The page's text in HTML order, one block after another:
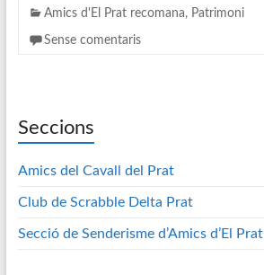
Amics d'El Prat recomana, Patrimoni
Sense comentaris
Seccions
Amics del Cavall del Prat
Club de Scrabble Delta Prat
Secció de Senderisme d’Amics d’El Prat